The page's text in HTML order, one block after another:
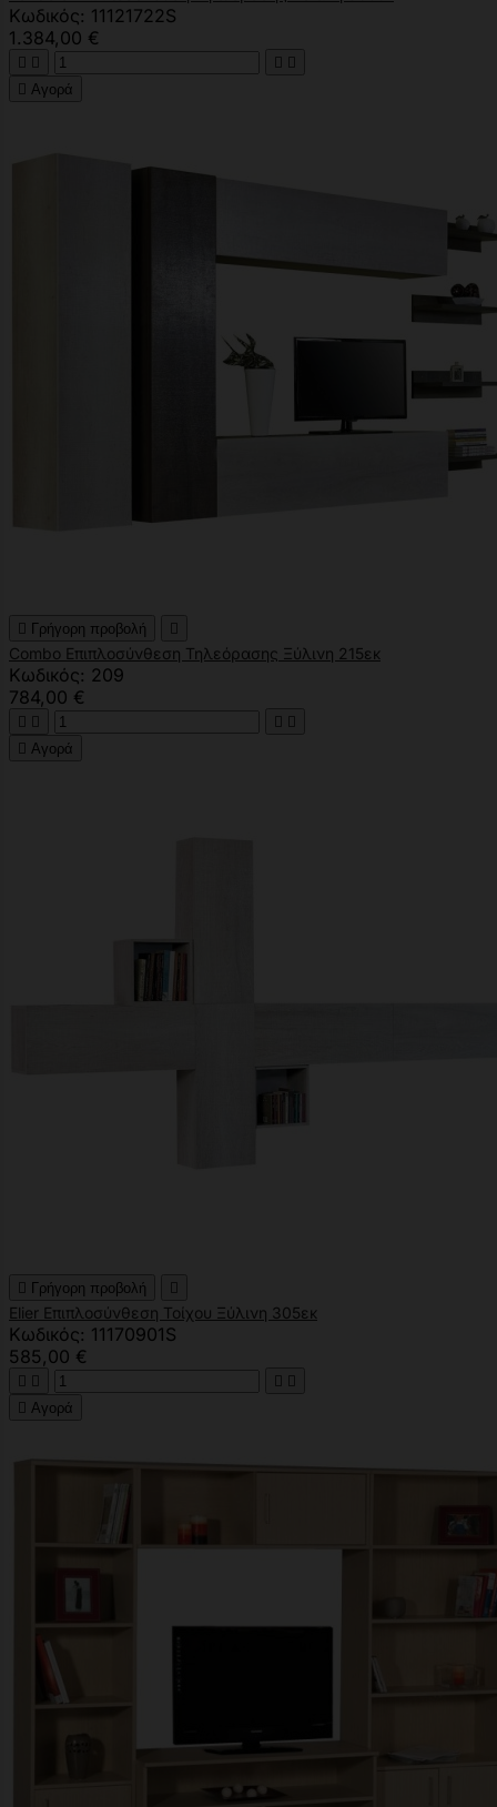
Κωδικός: 11121722S
1.384,00 €
   
 Αγορά
 Γρήγορη προβολή 
Combo Επιπλοσύνθεση Τηλεόρασης Ξύλινη 215εκ
Κωδικός: 209
784,00 €
   
 Αγορά
 Γρήγορη προβολή 
Elier Επιπλοσύνθεση Τοίχου Ξύλινη 305εκ
Κωδικός: 11170901S
585,00 €
   
 Αγορά